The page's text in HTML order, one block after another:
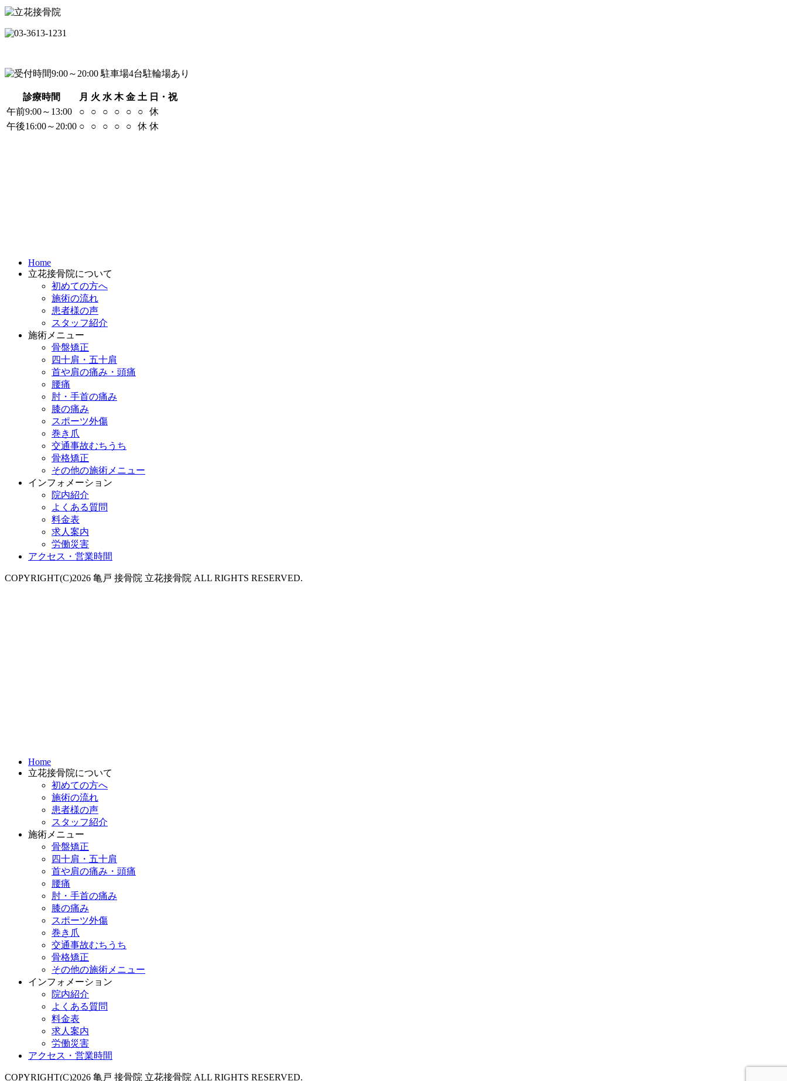
診療時間 月 火 水 木 金 土 日・祝
午前9:00～13:00
○ ○ ○ ○ ○ ○
休
午後16:00～20:00 ○ ○ ○ ○ ○ 休 休
Home
立花接骨院について
初めての方へ
施術の流れ
患者様の声
スタッフ紹介
施術メニュー
骨盤矯正
四十肩・五十肩
首や肩の痛み・頭痛
腰痛
肘・手首の痛み
膝の痛み
スポーツ外傷
巻き爪
交通事故むちうち
骨格矯正
その他の施術メニュー
インフォメーション
院内紹介
よくある質問
料金表
求人案内
労働災害
アクセス・営業時間
COPYRIGHT(C)2026 亀戸 接骨院 立花接骨院 ALL RIGHTS RESERVED.
Home
立花接骨院について
初めての方へ
施術の流れ
患者様の声
スタッフ紹介
施術メニュー
骨盤矯正
四十肩・五十肩
首や肩の痛み・頭痛
腰痛
肘・手首の痛み
膝の痛み
スポーツ外傷
巻き爪
交通事故むちうち
骨格矯正
その他の施術メニュー
インフォメーション
院内紹介
よくある質問
料金表
求人案内
労働災害
アクセス・営業時間
COPYRIGHT(C)2026 亀戸 接骨院 立花接骨院 ALL RIGHTS RESERVED.